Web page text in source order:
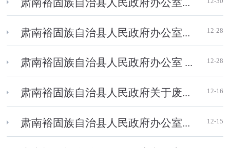
肃南裕固族自治县人民政府办公室...
肃南裕固族自治县人民政府办公室... 12-28
肃南裕固族自治县人民政府办公室 ... 12-28
肃南裕固族自治县人民政府关于废... 12-16
肃南裕固族自治县人民政府办公室... 12-15